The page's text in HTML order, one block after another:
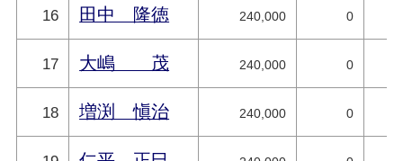
16 田中 隆徳 240,000 0
17 大嶋 茂 240,000 0
18 増渕 愼治 240,000 0